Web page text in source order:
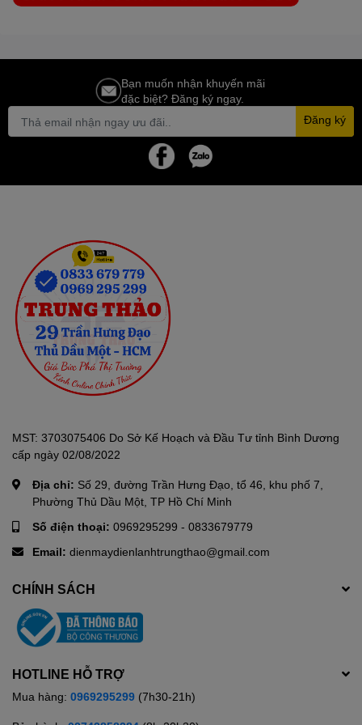
Bạn muốn nhận khuyến mãi
đặc biệt? Đăng ký ngay.
Đăng ký
MST: 3703075406 Do Sở Kế Hoạch và Đầu Tư tỉnh Bình Dương
cấp ngày 02/08/2022
Địa chỉ: Số 29, đường Trần Hưng Đạo, tổ 46, khu phố 7,
Phường Thủ Dầu Một, TP Hồ Chí Minh
Số điện thoại: 0969295299 - 0833679779
Email: dienmaydienlanhtrungthao@gmail.com
CHÍNH SÁCH
HOTLINE HỖ TRỢ
Mua hàng: 0969295299 (7h30-21h)